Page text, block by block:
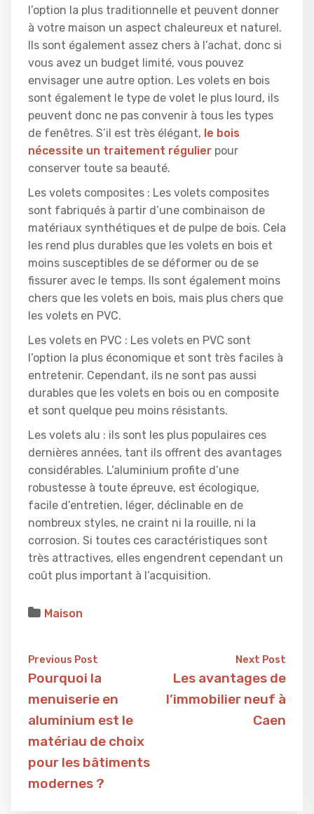
l’option la plus traditionnelle et peuvent donner
à votre maison un aspect chaleureux et naturel.
Ils sont également assez chers à l’achat, donc si
vous avez un budget limité, vous pouvez
envisager une autre option. Les volets en bois
sont également le type de volet le plus lourd, ils
peuvent donc ne pas convenir à tous les types
de fenêtres. S’il est très élégant, le bois
nécessite un traitement régulier pour
conserver toute sa beauté.
Les volets composites : Les volets composites
sont fabriqués à partir d’une combinaison de
matériaux synthétiques et de pulpe de bois. Cela
les rend plus durables que les volets en bois et
moins susceptibles de se déformer ou de se
fissurer avec le temps. Ils sont également moins
chers que les volets en bois, mais plus chers que
les volets en PVC.
Les volets en PVC : Les volets en PVC sont
l’option la plus économique et sont très faciles à
entretenir. Cependant, ils ne sont pas aussi
durables que les volets en bois ou en composite
et sont quelque peu moins résistants.
Les volets alu : ils sont les plus populaires ces
dernières années, tant ils offrent des avantages
considérables. L’aluminium profite d’une
robustesse à toute épreuve, est écologique,
facile d’entretien, léger, déclinable en de
nombreux styles, ne craint ni la rouille, ni la
corrosion. Si toutes ces caractéristiques sont
très attractives, elles engendrent cependant un
coût plus important à l’acquisition.
Maison
Previous Post
Pourquoi la
menuiserie en
aluminium est le
matériau de choix
pour les bâtiments
modernes ?
Next Post
Les avantages de
l’immobilier neuf à
Caen